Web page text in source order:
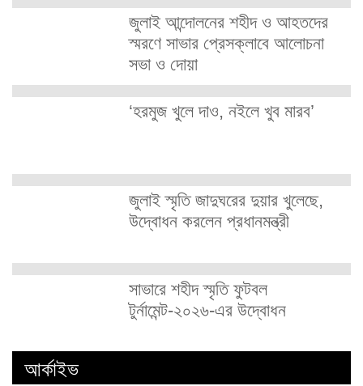
জুলাই আন্দোলনের শহীদ ও আহতদের
স্মরণে সাভার প্রেসক্লাবে আলোচনা
সভা ও দোয়া
‘হরমুজ খুলে দাও, নইলে খুব মারব’
জুলাই স্মৃতি জাদুঘরের দুয়ার খুলেছে,
উদ্বোধন করলেন প্রধানমন্ত্রী
সাভারে শহীদ স্মৃতি ফুটবল
টুর্নামেন্ট-২০২৬-এর উদ্বোধন
আর্কাইভ